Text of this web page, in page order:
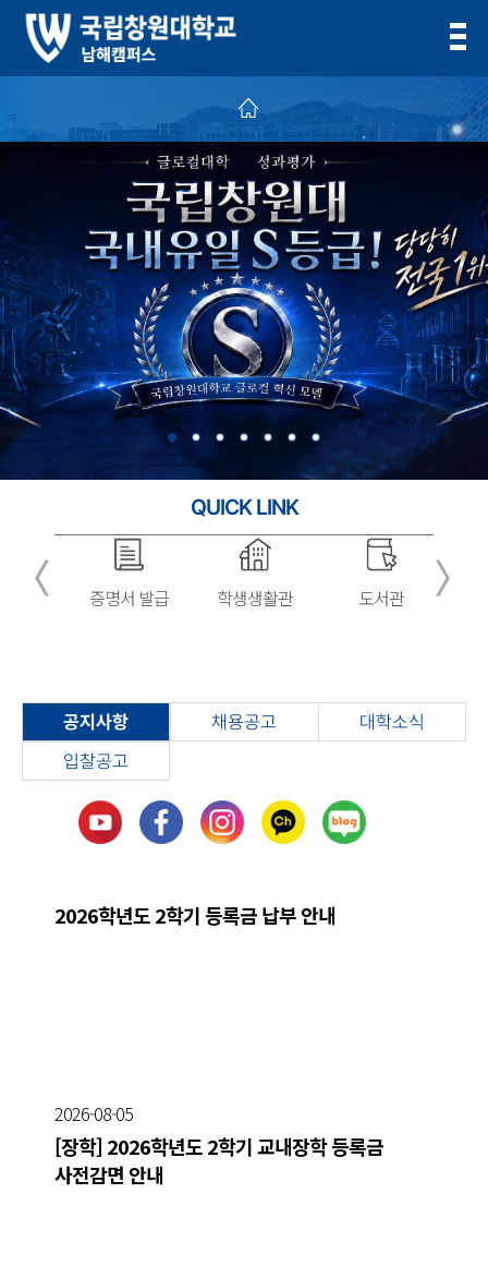
QUICKLINK
발급 학생생활관 도서관
평생
공지사항 채용공고
대학소식
입찰공고
2026학년도 2학기 등록금 납부 안내
2026-08-05
[장학] 2026학년도 2학기 교내장학 등록금
사전감면 안내